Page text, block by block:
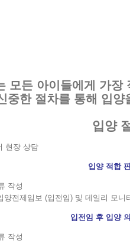
모든 아이들에게 가장
중한 절차를 통해 입양
입양
현장 상담
입양 적합
작성
양전제임보 (입전임) 및 데일리 모니
입전임 후 입양
작성